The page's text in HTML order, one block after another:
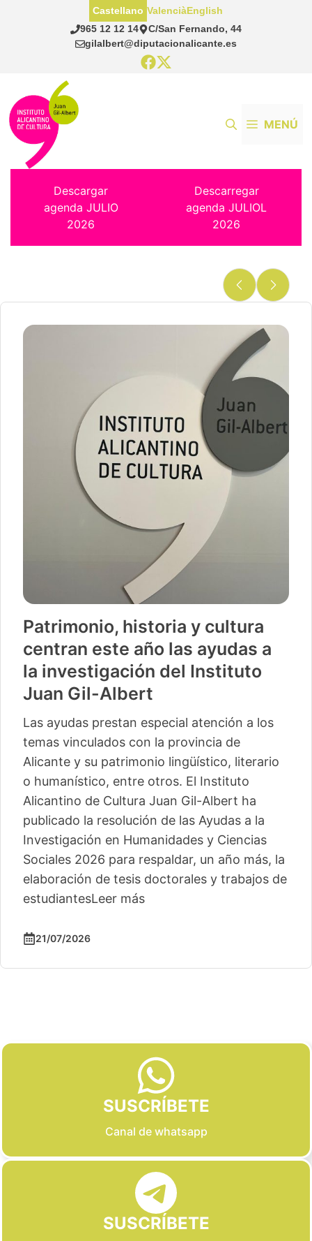
965 12 12 14
C/San Fernando, 44
gilalbert@diputacionalicante.es
Castellano ValenciàEnglish
MENÚ
Descargar
agenda JULIO
2026
Descarregar
agenda JULIOL
2026
Patrimonio, historia y cultura
centran este año las ayudas a
la investigación del Instituto
Juan Gil-Albert
Las ayudas prestan especial atención a los
temas vinculados con la provincia de
Alicante y su patrimonio lingüístico, literario
o humanístico, entre otros. El Instituto
Alicantino de Cultura Juan Gil-Albert ha
publicado la resolución de las Ayudas a la
Investigación en Humanidades y Ciencias
Sociales 2026 para respaldar, un año más, la
elaboración de tesis doctorales y trabajos de
estudiantesLeer más
21/07/2026
SUSCRÍBETE
Canal de whatsapp
SUSCRÍBETE